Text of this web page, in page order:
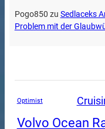
Pogo850 zu Sedlaceks
Problem mit der
Optimist
Volvo Ocean